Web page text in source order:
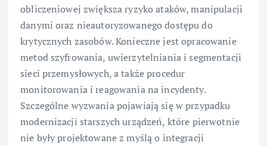
obliczeniowej zwiększa ryzyko ataków, manipulacji
danymi oraz nieautoryzowanego dostępu do
krytycznych zasobów. Konieczne jest opracowanie
metod szyfrowania, uwierzytelniania i segmentacji
sieci przemysłowych, a także procedur
monitorowania i reagowania na incydenty.
Szczególne wyzwania pojawiają się w przypadku
modernizacji starszych urządzeń, które pierwotnie
nie były projektowane z myślą o integracji